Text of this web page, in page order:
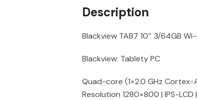
Description
Blackview TAB7 10″ 3/64GB
Blackview: Tablety PC
Quad-core (1×2.0 GHz Cortex-
Resolution 1280×800 | IPS-LCD